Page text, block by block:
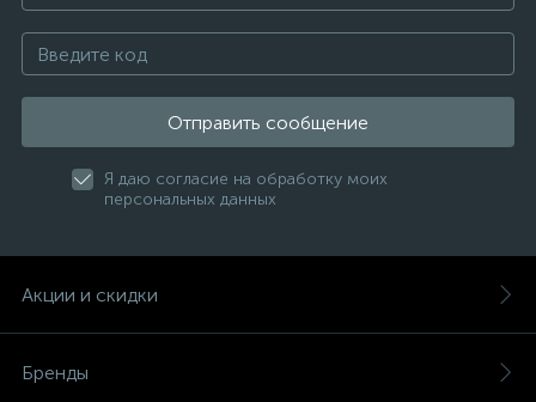
Отправить сообщение
Я даю согласие на обработку моих
персональных данных
Акции и скидки
Бренды